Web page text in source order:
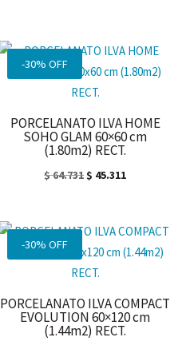
-30% OFF
PORCELANATO ILVA HOME
SOHO GLAM 60×60 cm
(1.80m2) RECT.
$64.731 El
era:
$ 64.731.
$ 45.311El
es:
$ 45.311.
-30% OFF
PORCELANATO ILVA COMPACT
EVOLUTION 60×120 cm
(1.44m2) RECT.